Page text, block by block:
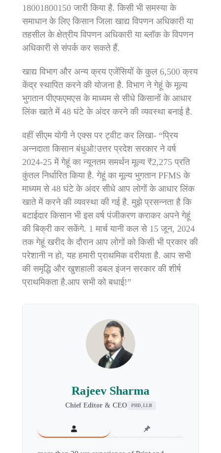
18001800150 जारी किया है. किसी भी समस्या के
समाधान के लिए किसान जिला खाद्य विपणन अधिकारी या
तहसील के क्षेत्रीय विपणन अधिकारी या ब्लॉक के विपणन
अधिकारी से संपर्क कर सकते हैं.
खाद्य विभाग और अन्य क्रय एजेंसियों के कुल 6,500 क्रय
केंद्र स्थापित करने की योजना है. विभाग ने गेहूं के मूल्य
भुगतान पीएफएमएस के माध्यम से सीधे किसानों के आधार
लिंक खाते में 48 घंटे के अंदर करने की व्यवस्था बनाई है.
वहीं सीएम योगी ने एक्स पर ट्वीट कर लिखा- “प्रिय
अन्नदाता किसान बंधुओ!उत्तर प्रदेश सरकार ने वर्ष
2024-25 में गेहूं का न्यूनतम समर्थन मूल्य ₹2,275 प्रति
कुंतल निर्धारित किया है. गेहूं का मूल्य भुगतान PFMS के
माध्यम से 48 घंटे के अंदर सीधे आप लोगों के आधार लिंक
खाते में करने की व्यवस्था की गई है. मुझे प्रसन्नता है कि
बटाईदार किसान भी इस वर्ष पंजीकरण कराकर अपने गेहूं
की बिक्री कर सकेंगे. 1 मार्च यानी कल से 15 जून, 2024
तक गेहूं खरीद के दौरान आप लोगों को किसी भी प्रकार की
परेशानी न हो, यह हमारी प्राथमिक वरीयता है. आप सभी
की समृद्धि और खुशहाली डबल इंजन सरकार की शीर्ष
प्राथमिकता है.आप सभी को बधाई!”
Rajeev Sharma
Chief Editor & CEO PHD, LLB